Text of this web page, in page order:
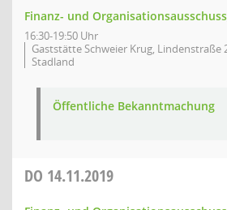
Finanz- und
16:30-19:50 Uhr
Gaststätte Schweier Krug, Lindenstraße
Stadland
Öffentliche Bekanntmachung
DO 14.11.2019